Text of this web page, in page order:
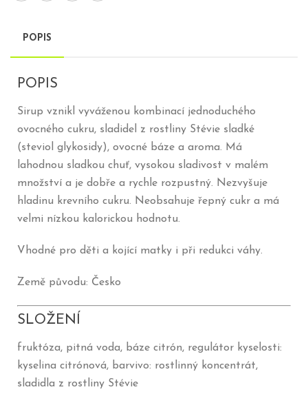
POPIS
POPIS
Sirup vznikl vyváženou kombinací jednoduchého
ovocného cukru, sladidel z rostliny Stévie sladké
(steviol glykosidy), ovocné báze a aroma. Má
lahodnou sladkou chuť, vysokou sladivost v malém
množství a je dobře a rychle rozpustný. Nezvyšuje
hladinu krevního cukru. Neobsahuje řepný cukr a má
velmi nízkou kalorickou hodnotu.
Vhodné pro děti a kojící matky i při redukci váhy.
Země původu: Česko
SLOŽENÍ
fruktóza, pitná voda, báze citrón, regulátor kyselosti:
kyselina citrónová, barvivo: rostlinný koncentrát,
sladidla z rostliny Stévie